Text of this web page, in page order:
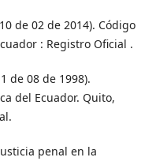
de 02 de 2014). Código
: Registro Oficial .
de 08 de 1998).
del Ecuador. Quito,
penal en la